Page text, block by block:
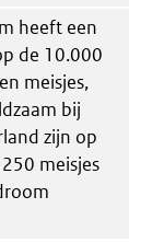
heeft een
de 10.000
meisjes,
bij
zijn op
meisjes